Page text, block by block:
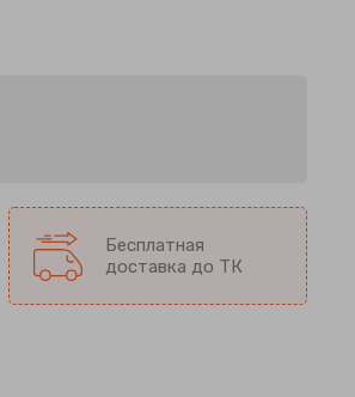
Бесплатная
доставка до ТК